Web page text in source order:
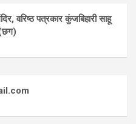
वरिष्ठ पत्रकार कुंजबिहारी साहू